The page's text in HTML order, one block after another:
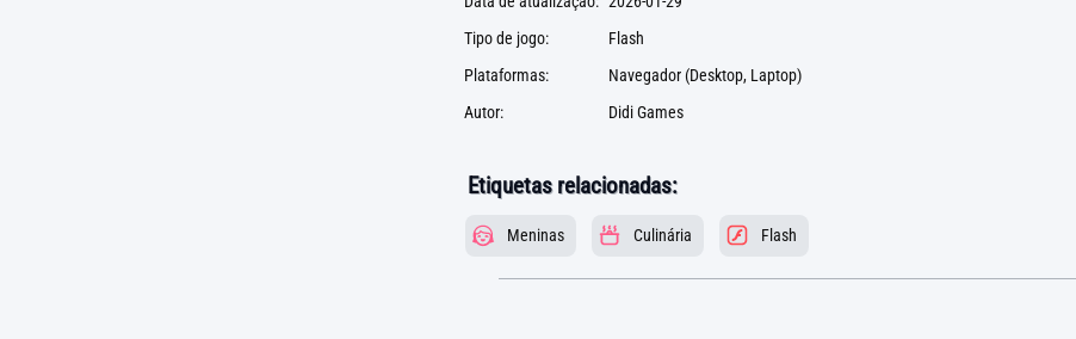
Tipo de jogo:
Flash
Plataformas:
Navegador (Desktop, Laptop)
Autor:
Didi Games
Etiquetas relacionadas:
Meninas Culinária Flash